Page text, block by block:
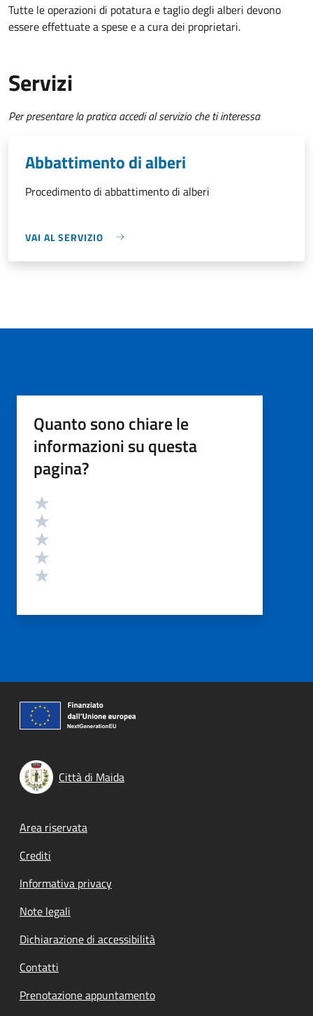
Tutte le operazioni di potatura e taglio degli alberi devono
essere effettuate a spese e a cura dei proprietari.
Servizi
Per presentare la pratica accedi al servizio che ti interessa
Abbattimento di alberi
Procedimento di abbattimento di alberi
VAI AL SERVIZIO
Quanto sono chiare le
informazioni su questa
pagina?
Valutazione
Città di Maida
Footer menu
Area riservata
Crediti
Informativa privacy
Note legali
Dichiarazione di accessibilità
Contatti
Prenotazione appuntamento